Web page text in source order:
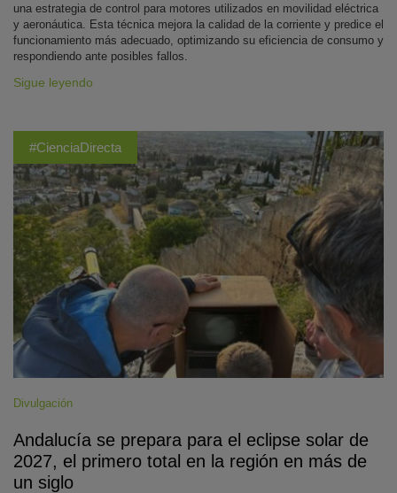
una estrategia de control para motores utilizados en movilidad eléctrica
y aeronáutica. Esta técnica mejora la calidad de la corriente y predice el
funcionamiento más adecuado, optimizando su eficiencia de consumo y
respondiendo ante posibles fallos.
Sigue leyendo
#CienciaDirecta
Divulgación
Andalucía se prepara para el eclipse solar de
2027, el primero total en la región en más de
un siglo